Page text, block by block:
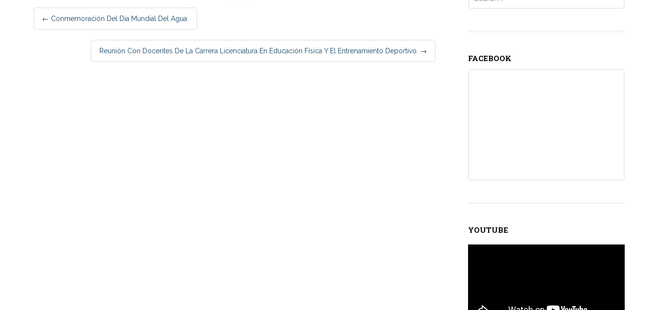
Post
navigation
← Conmemoración Del Día Mundial Del Agua.
Reunión Con Docentes De La Carrera Licenciatura En Educación Física Y El Entrenamiento Deportivo. →
FACEBOOK
YOUTUBE